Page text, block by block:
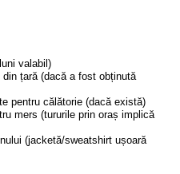
valabil)
țară (dacă a fost obținută
pentru călătorie (dacă există)
mers (tururile prin oraș implică
(jacketă/sweatshirt ușoară